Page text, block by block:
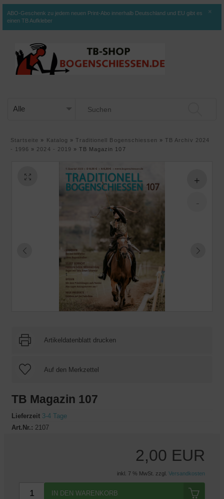
ABO-Geschenk zu jedem neuen Print-Abo innerhalb Deutschland und EU gibt es
einen TB Aufkleber
×
Startseite » Katalog » Traditionell Bogenschiessen »TB Archiv 2024
- 1996 » 2024 - 2019 » TB Magazin 107
Artikeldatenblatt drucken
TB Magazin 107
Lieferzeit 3-4 Tage
Art.Nr.: 2107
2,00 EUR
inkl. 7 % MwSt. zzgl. Versandkosten
IN DEN WARENKORB